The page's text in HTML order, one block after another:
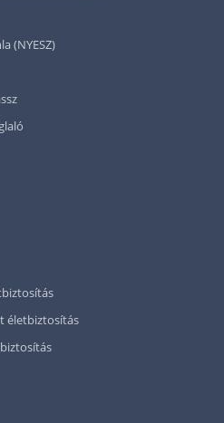
(NYESZ)
életbiztosítás